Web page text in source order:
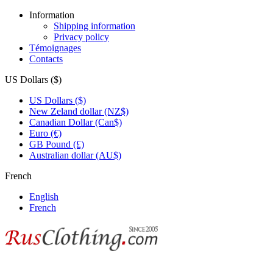
Information
Shipping information
Privacy policy
Témoignages
Contacts
US Dollars ($)
US Dollars ($)
New Zeland dollar (NZ$)
Canadian Dollar (Can$)
Euro (€)
GB Pound (£)
Australian dollar (AU$)
French
English
French